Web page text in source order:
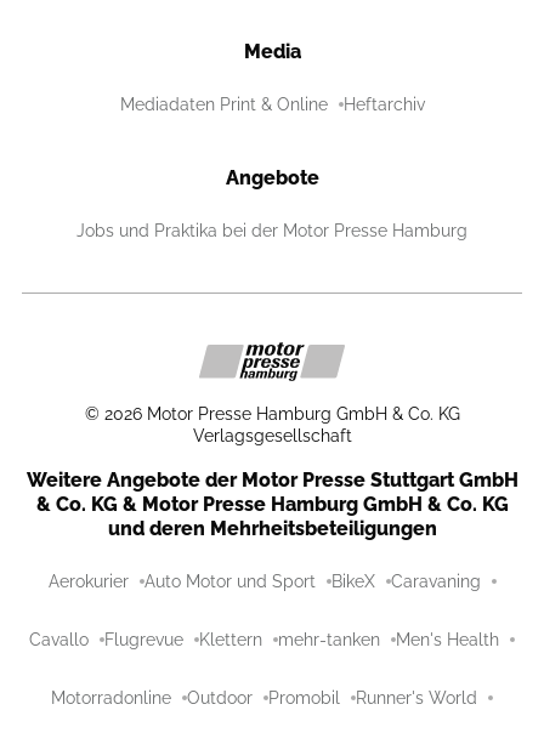
Media
Mediadaten Print & Online Heftarchiv
Angebote
Jobs und Praktika bei der Motor Presse Hamburg
© 2026 Motor Presse Hamburg GmbH & Co. KG
Verlagsgesellschaft
Weitere Angebote der Motor Presse Stuttgart GmbH
& Co. KG & Motor Presse Hamburg GmbH & Co. KG
und deren Mehrheitsbeteiligungen
Aerokurier Auto Motor und Sport BikeX Caravaning
Cavallo Flugrevue Klettern mehr-tanken Men's Health
Motorradonline Outdoor Promobil Runner's World